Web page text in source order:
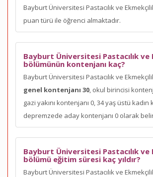
Bayburt Üniversitesi Pastacılık ve
puan türü ile öğrenci almaktadır.
Bayburt Üniversitesi Pastacılık ve
bölümünün kontenjanı kaç?
Bayburt Üniversitesi Pastacılık ve
genel kontenjanı 30, okul birincisi
gazi yakını kontenjanı 0, 34 yaş üstü kadın
depremzede aday kontenjanı 0 olarak
Bayburt Üniversitesi Pastacılık ve
bölümü eğitim süresi kaç yıldır?
Bayburt Üniversitesi Pastacılık ve